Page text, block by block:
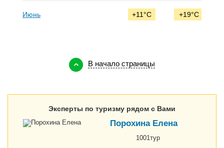
Июнь +11°C +19°C
В начало страницы
Эксперты по туризму рядом с Вами
Порохина Елена
1001тур